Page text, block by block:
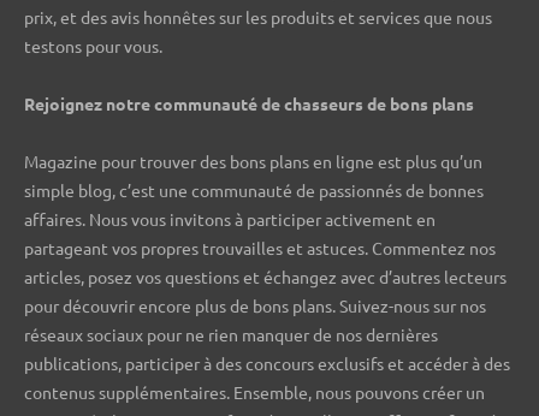
prix, et des avis honnêtes sur les produits et services que nous
testons pour vous.
Rejoignez notre communauté de chasseurs de bons plans ️
Magazine pour trouver des bons plans en ligne est plus qu’un
simple blog, c’est une communauté de passionnés de bonnes
affaires. Nous vous invitons à participer activement en
partageant vos propres trouvailles et astuces. Commentez nos
articles, posez vos questions et échangez avec d’autres lecteurs
pour découvrir encore plus de bons plans. Suivez-nous sur nos
réseaux sociaux pour ne rien manquer de nos dernières
publications, participer à des concours exclusifs et accéder à des
contenus supplémentaires. Ensemble, nous pouvons créer un